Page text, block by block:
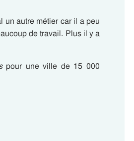
un autre métier car il a peu
de travail. Plus il y a
pour une ville de 15 000